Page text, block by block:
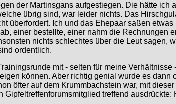
der Martinsgans aufgestiegen. Die hätte
übrig sind, war leider nichts. Das
überfordert. Ich und das Ehepaar saßen
einer bestellte, einer nahm die Rechnungen
nichts schlechtes über die Leut sagen,
ordentlich.
mit - selten für meine
können. Aber richtig genial wurde es
öfter auf dem Krummbachstein war, mit
Gipfeltreffenforumsmitglied treffend